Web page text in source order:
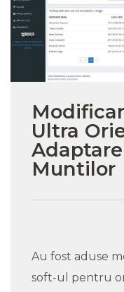
Ultra
Muntilor
Au fost aduse
soft-ul pentru